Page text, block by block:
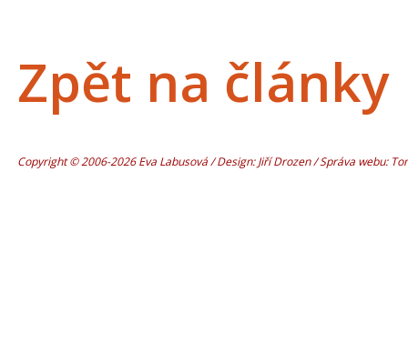
Zpět na články
Copyright © 2006-2026 Eva Labusová / Design: Jiří Drozen / Správa webu: